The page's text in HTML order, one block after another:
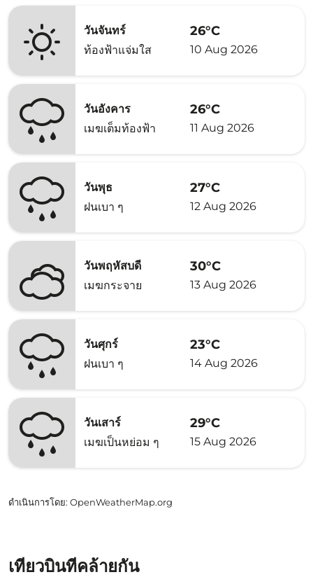
วันจันทร์
ท้องฟ้าแจ่มใส
26°C
10 Aug 2026
วันอังคาร
เมฆเต็มท้องฟ้า
26°C
11 Aug 2026
วันพุธ
ฝนเบา ๆ
27°C
12 Aug 2026
วันพฤหัสบดี
เมฆกระจาย
30°C
13 Aug 2026
วันศุกร์
ฝนเบา ๆ
23°C
14 Aug 2026
วันเสาร์
เมฆเป็นหย่อม ๆ
29°C
15 Aug 2026
ดำเนินการโดย: OpenWeatherMap.org
เที่ยวบินที่คล้ายกัน